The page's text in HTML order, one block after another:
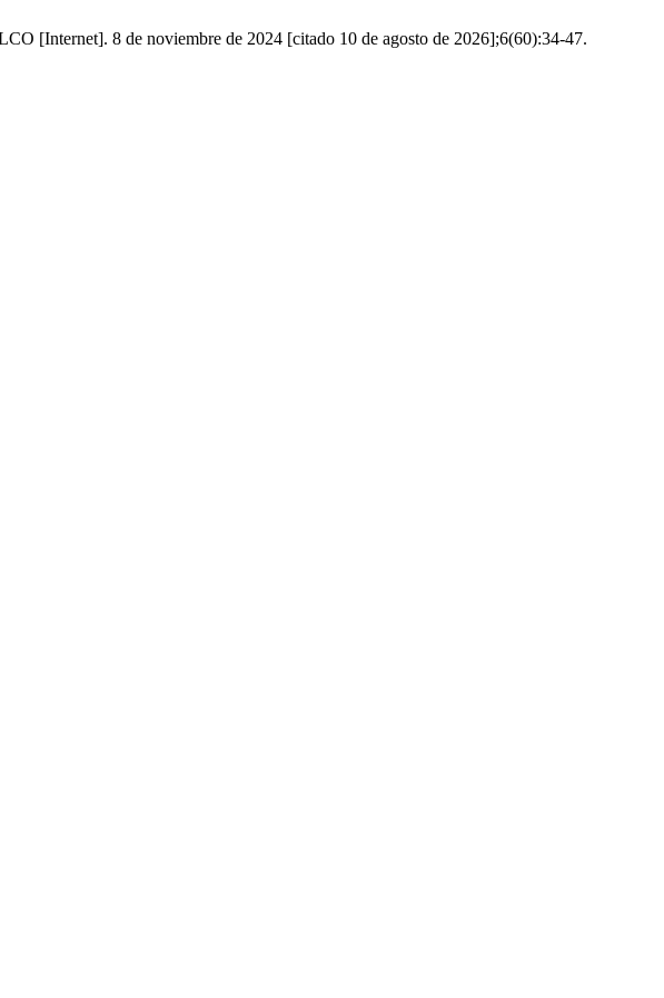
[Internet]. 8 de noviembre de 2024 [citado 10 de agosto de 2026];6(60):34-47.